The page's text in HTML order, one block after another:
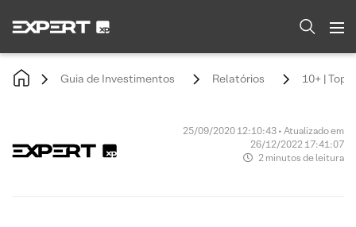
Guia de Investimentos Relatórios 10+ | Top
25/09/2020 12:10:43 • Atualizado em
26/12/2022 17:41:07
2 minutos de leitura